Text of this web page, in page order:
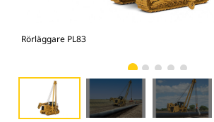
Rörläggare PL83